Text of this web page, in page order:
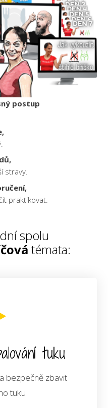
postup
stravy.
praktikovat.
spolu
témata:
tuku
bezpečně zbavit
tuku